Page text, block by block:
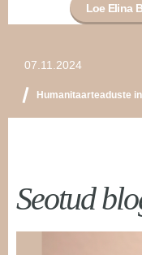
07.11.2024
Humanitaarteaduste
Loe Elina
Seotud